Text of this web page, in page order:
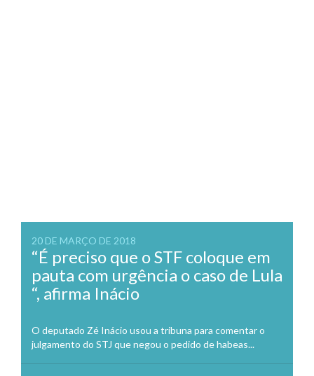
20 DE MARÇO DE 2018
“É preciso que o STF coloque em
pauta com urgência o caso de Lula
“, afirma Inácio
O deputado Zé Inácio usou a tribuna para comentar o
julgamento do STJ que negou o pedido de habeas...